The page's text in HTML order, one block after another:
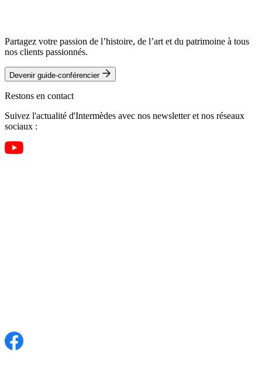
Partagez votre passion de l’histoire, de l’art et du patrimoine à tous
nos clients passionnés.
Devenir guide-conférencier
Restons en contact
Suivez l'actualité d'Intermèdes avec nos newsletter et nos réseaux
sociaux :